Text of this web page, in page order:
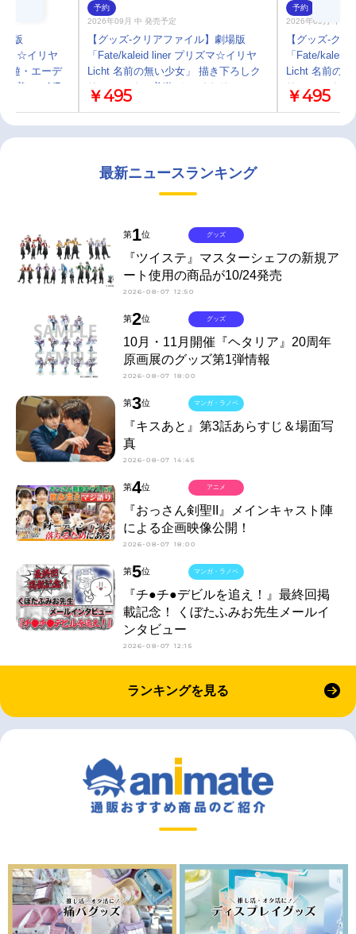
版
マ☆イリヤ
遊・エーデ
水着ver. 1/7
予約
2026年09月 中 発売予定
【グッズ-クリアファイル】劇場版
「Fate/kaleid liner プリズマ☆イリヤ
Licht 名前の無い少女」 描き下ろしク
リアファイル 美遊 チャイナドレス ver.
￥495
予約
2026年09月 中 発
【グッズ-ク
「Fate/kaleid
Licht 名前の
リアファイル
ver.
￥495
最新ニュースランキング
第1位
『ツイステ』マスターシェフの新規ア
ート使用の商品が10/24発売
2026-08-07 12:50
グッズ
第2位
10月・11月開催『ヘタリア』20周年
原画展のグッズ第1弾情報
2026-08-07 18:00
グッズ
第3位
『キスあと』第3話あらすじ＆場面写
真
2026-08-07 14:45
マンガ・ラノベ
第4位
『おっさん剣聖II』メインキャスト陣
による企画映像公開！
2026-08-07 18:00
アニメ
第5位
『チ●チ●デビルを追え！』最終回掲
載記念！ くぼたふみお先生メールイ
ンタビュー
2026-08-07 12:15
マンガ・ラノベ
ランキングを見る